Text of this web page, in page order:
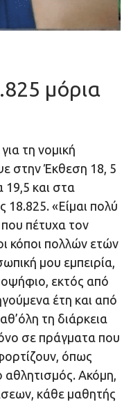
μόρια
τη νομική
στην Έκθεση 18, 5
19,5 και στα
18.825. «Είμαι πολύ
πέτυχα τον
κόποι πολλών ετών
μου εμπειρία,
εκτός από
έτη και από
τη διάρκεια
σε πράγματα που
όπως
αθλητισμός. Ακόμη,
κάθε μαθητής